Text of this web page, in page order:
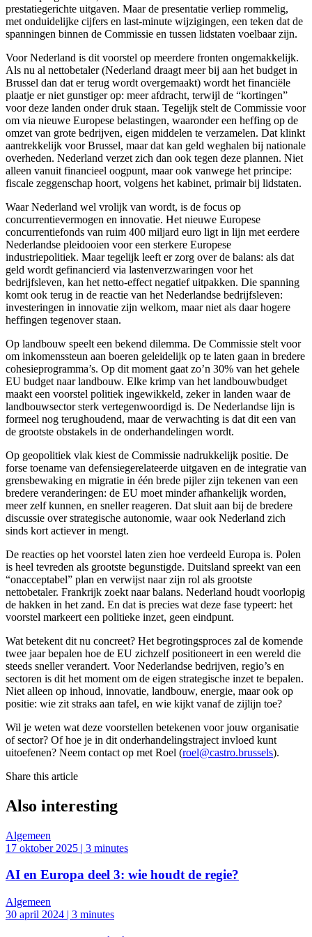
prestatiegerichte uitgaven. Maar de presentatie verliep rommelig,
met onduidelijke cijfers en last-minute wijzigingen, een teken dat de
spanningen binnen de Commissie en tussen lidstaten voelbaar zijn.
Voor Nederland is dit voorstel op meerdere fronten ongemakkelijk.
Als nu al nettobetaler (Nederland draagt meer bij aan het budget in
Brussel dan dat er terug wordt overgemaakt) wordt het financiële
plaatje er niet gunstiger op: meer afdracht, terwijl de “kortingen”
voor deze landen onder druk staan. Tegelijk stelt de Commissie voor
om via nieuwe Europese belastingen, waaronder een heffing op de
omzet van grote bedrijven, eigen middelen te verzamelen. Dat klinkt
aantrekkelijk voor Brussel, maar dat kan geld weghalen bij nationale
overheden. Nederland verzet zich dan ook tegen deze plannen. Niet
alleen vanuit financieel oogpunt, maar ook vanwege het principe:
fiscale zeggenschap hoort, volgens het kabinet, primair bij lidstaten.
Waar Nederland wel vrolijk van wordt, is de focus op
concurrentievermogen en innovatie. Het nieuwe Europese
concurrentiefonds van ruim 400 miljard euro ligt in lijn met eerdere
Nederlandse pleidooien voor een sterkere Europese
industriepolitiek. Maar tegelijk leeft er zorg over de balans: als dat
geld wordt gefinancierd via lastenverzwaringen voor het
bedrijfsleven, kan het netto-effect negatief uitpakken. Die spanning
komt ook terug in de reactie van het Nederlandse bedrijfsleven:
investeringen in innovatie zijn welkom, maar niet als daar hogere
heffingen tegenover staan.
Op landbouw speelt een bekend dilemma. De Commissie stelt voor
om inkomenssteun aan boeren geleidelijk op te laten gaan in bredere
cohesieprogramma’s. Op dit moment gaat zo’n 30% van het gehele
EU budget naar landbouw. Elke krimp van het landbouwbudget
maakt een voorstel politiek ingewikkeld, zeker in landen waar de
landbouwsector sterk vertegenwoordigd is. De Nederlandse lijn is
formeel nog terughoudend, maar de verwachting is dat dit een van
de grootste obstakels in de onderhandelingen wordt.
Op geopolitiek vlak kiest de Commissie nadrukkelijk positie. De
forse toename van defensiegerelateerde uitgaven en de integratie van
grensbewaking en migratie in één brede pijler zijn tekenen van een
bredere veranderingen: de EU moet minder afhankelijk worden,
meer zelf kunnen, en sneller reageren. Dat sluit aan bij de bredere
discussie over strategische autonomie, waar ook Nederland zich
sinds kort actiever in mengt.
De reacties op het voorstel laten zien hoe verdeeld Europa is. Polen
is heel tevreden als grootste begunstigde. Duitsland spreekt van een
“onacceptabel” plan en verwijst naar zijn rol als grootste
nettobetaler. Frankrijk zoekt naar balans. Nederland houdt voorlopig
de hakken in het zand. En dat is precies wat deze fase typeert: het
voorstel markeert een politieke inzet, geen eindpunt.
Wat betekent dit nu concreet? Het begrotingsproces zal de komende
twee jaar bepalen hoe de EU zichzelf positioneert in een wereld die
steeds sneller verandert. Voor Nederlandse bedrijven, regio’s en
sectoren is dit het moment om de eigen strategische inzet te bepalen.
Niet alleen op inhoud, innovatie, landbouw, energie, maar ook op
positie: wie zit straks aan tafel, en wie kijkt vanaf de zijlijn toe?
Wil je weten wat deze voorstellen betekenen voor jouw organisatie
of sector? Of hoe je in dit onderhandelingstraject invloed kunt
uitoefenen? Neem contact op met Roel (roel@castro.brussels).
Share this article
Also interesting
Algemeen
17 oktober 2025 | 3 minutes
AI en Europa deel 3: wie houdt de regie?
Algemeen
30 april 2024 | 3 minutes